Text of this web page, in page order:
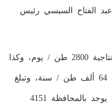
الفتاح السيسي رئيس
وتضم المحافظة 67 مزرعة ألبان بطاقة إنتاجية 2800 طن / يوم، وكذا
291 مزرعة تسمين مواشي بطاقة إنتاجية 64 ألف طن / سنة، وتبلغ
تلك النسب 28٪ من إنتاج الجمهورية، كما يوجد بالمحافظة 4151